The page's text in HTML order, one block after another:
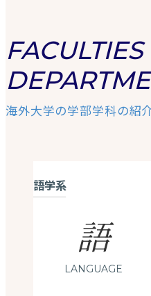
FACULTIES
海外大学の学部学科の紹
語学系
語
LANGUAGE